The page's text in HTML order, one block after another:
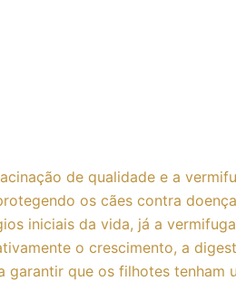
de qualidade e a
os cães contra
iniciais da vida, já a
o crescimento, a
garantir que os filhotes tenham